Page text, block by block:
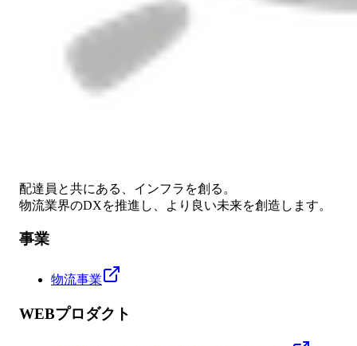
配達員と共にある、インフラを創る。
物流業界のDXを推進し、より良い未来を創造します。
事業
物流事業
WEBプロダクト